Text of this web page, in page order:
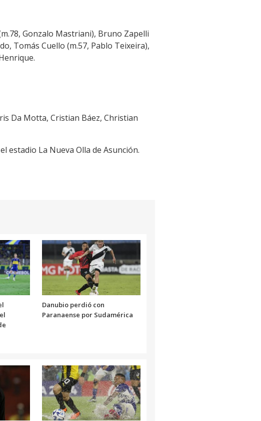
Gonzalo Mastriani), Bruno Zapelli
Tomás Cuello (m.57, Pablo Teixeira),
Da Motta, Cristian Báez, Christian
estadio La Nueva Olla de Asunción.
Danubio perdió con
Paranaense por Sudamérica